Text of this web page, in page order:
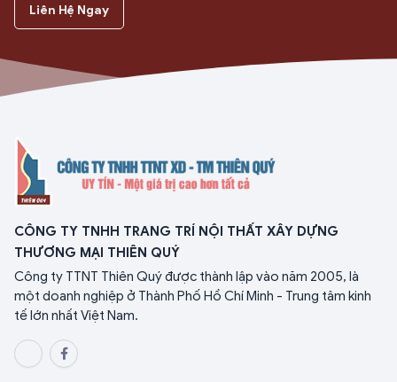
Liên Hệ Ngay
CÔNG TY TNHH TRANG TRÍ NỘI THẤT XÂY DỰNG
THƯƠNG MẠI THIÊN QUÝ
Công ty TTNT Thiên Quý được thành lập vào năm 2005, là
một doanh nghiệp ở Thành Phố Hồ Chí Minh - Trung tâm kinh
tế lớn nhất Việt Nam.